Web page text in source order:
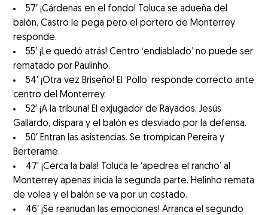
57′ ¡Cárdenas en el fondo! Toluca se adueña del
balón, Castro le pega pero el portero de Monterrey
responde.
55′ ¡Le quedó atrás! Centro ‘endiablado’ no puede ser
rematado por Paulinho.
54′ ¡Otra vez Briseño! El ‘Pollo’ responde correcto ante
centro del Monterrey.
52′ ¡A la tribuna! El exjugador de Rayados, Jesús
Gallardo, dispara y el balón es desviado por la defensa.
50′ Entran las asistencias. Se trompican Pereira y
Berterame.
47′ ¡Cerca la bala! Toluca le ‘apedrea el rancho’ al
Monterrey apenas inicia la segunda parte. Helinho remata
de volea y el balón se va por un costado.
46′ ¡Se reanudan las emociones! Arranca el segundo